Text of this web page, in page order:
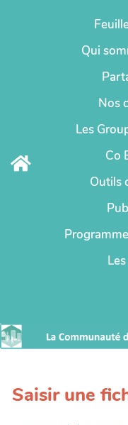
Aller au contenu
Qui
Nos
Les
Co
Outils
Saisir une